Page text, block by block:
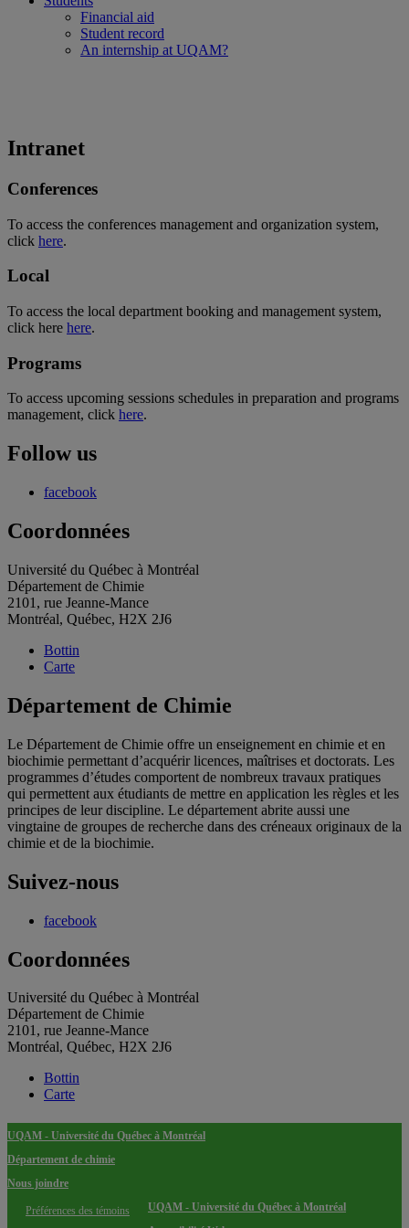
Financial aid
Student record
An internship at UQAM?
Intranet
Conferences
To access the conferences management and organization system,
click here.
Local
To access the local department booking and management system,
click here here.
Programs
To access upcoming sessions schedules in preparation and programs
management, click here.
Follow us
facebook
Coordonnées
Université du Québec à Montréal
Département de Chimie
2101, rue Jeanne-Mance
Montréal, Québec, H2X 2J6
Bottin
Carte
Département de Chimie
Le Département de Chimie offre un enseignement en chimie et en
biochimie permettant d’acquérir licences, maîtrises et doctorats. Les
programmes d’études comportent de nombreux travaux pratiques
qui permettent aux étudiants de mettre en application les règles et les
principes de leur discipline. Le département abrite aussi une
vingtaine de groupes de recherche dans des créneaux originaux de la
chimie et de la biochimie.
Suivez-nous
facebook
Coordonnées
Université du Québec à Montréal
Département de Chimie
2101, rue Jeanne-Mance
Montréal, Québec, H2X 2J6
Bottin
Carte
UQAM - Université du Québec à Montréal
Département de chimie
Nous joindre
Préférences des témoins
UQAM - Université du Québec à Montréal